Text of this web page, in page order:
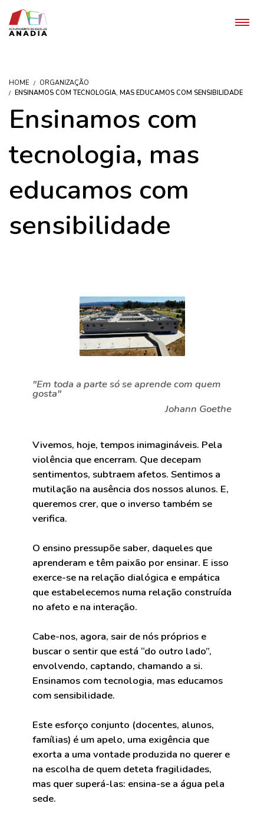
HOME
ORGANIZAÇÃO
ENSINAMOS COM TECNOLOGIA, MAS EDUCAMOS COM SENSIBILIDADE
Ensinamos com
tecnologia, mas
educamos com
sensibilidade
"Em toda a parte só se aprende com quem
gosta"
Johann Goethe
Vivemos, hoje, tempos inimagináveis. Pela
violência que encerram. Que decepam
sentimentos, subtraem afetos. Sentimos a
mutilação na ausência dos nossos alunos. E,
queremos crer, que o inverso também se
verifica.
O ensino pressupõe saber, daqueles que
aprenderam e têm paixão por ensinar. E isso
exerce-se na relação dialógica e empática
que estabelecemos numa relação construída
no afeto e na interação.
Cabe-nos, agora, sair de nós próprios e
buscar o sentir que está “do outro lado”,
envolvendo, captando, chamando a si.
Ensinamos com tecnologia, mas educamos
com sensibilidade.
Este esforço conjunto (docentes, alunos,
famílias) é um apelo, uma exigência que
exorta a uma vontade produzida no querer e
na escolha de quem deteta fragilidades,
mas quer superá-las: ensina-se a água pela
sede.